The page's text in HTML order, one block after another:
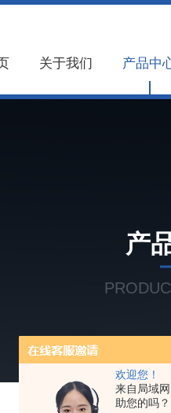
欢迎您！
来自局域
助您的吗？
关于我们 产品中
产
当前位置